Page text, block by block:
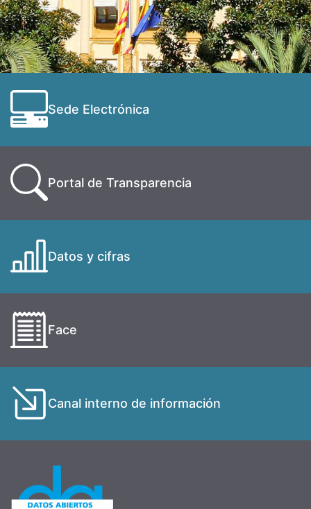
Sede Electrónica
Portal de Transparencia
Datos y cifras
Face
Canal interno de información